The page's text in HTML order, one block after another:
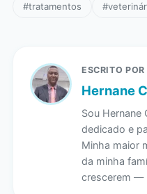
#tratamentos
ESCRITO POR
Hernane
Sou
dedicado e
Minha maior
da minha
crescerem —